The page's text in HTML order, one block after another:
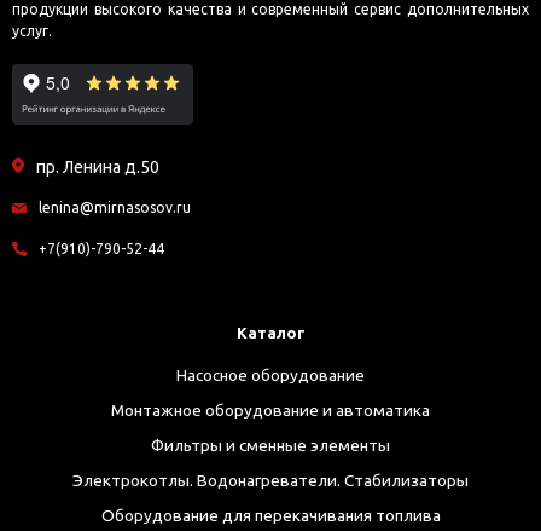
продукции высокого качества и современный сервис дополнительных
услуг.
пр. Ленина д.50
lenina@mirnasosov.ru
+7(910)-790-52-44
Каталог
Насосное оборудование
Монтажное оборудование и автоматика
Фильтры и сменные элементы
Электрокотлы. Водонагреватели. Стабилизаторы
Оборудование для перекачивания топлива